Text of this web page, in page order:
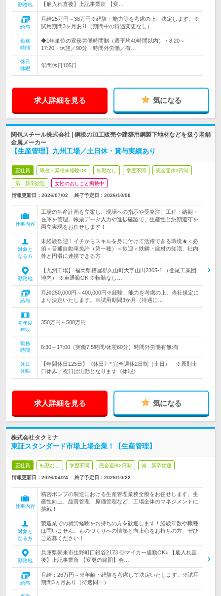
勤務地
【雇入れ直後】上記事業所 【変…
給与
月給25万円～38万円※経験・能力等を考慮の上、決定します。※
試用期間3ヶ月あり（期間中の待遇変更なし）
勤務
時間
◆1年単位の変形労働時間制（週平均40時間以内）・8:20～
17:20・休憩／90分・時間外労働／有…
休日
休暇
年間休日105日
求人詳細を見る 気になる
関包スチール株式会社 | 鋼板の加工販売や建築用鋼製下地材などを扱う老舗
金属メーカー
【生産管理】九州工場／土日休・賞与実績あり
正社員 職種・業種未経験OK 転勤なし 学歴不問 完全週休2日制
第二新卒歓迎 女性のおしごと掲載中
情報更新日：2026/07/02 終了予定日： 2026/10/08
仕事内容
工場の生産計画を立案し、現場への指示や受発注、工程・納期・
在庫を管理。帳票データ入力や進捗確認で、生産性と納期遵守を
両立実現をお任せします！
対象と
なる方
未経験歓迎！イチからスキルを身に付けて活躍できる環境★＜必
須＞普通自動車免許（第一種）＜歓迎＞鉄鋼・建材の知識、社内
外と円滑に連携できる方
勤務地
【九州工場】 福岡県糟屋郡久山町大字山田2305-1 （登尾工業団
地内） ※車通勤OK ※転勤なし…
給与
月給250,000円～400,000円※経験、能力を考慮の上、当社規定に
より決定いたします。※試用期間3か月（待遇に…
初年度
年収
350万円～580万円
勤務
時間
8:30～17:00（実働7.5時間/休憩60分）時間外労働有無:有
休日
休暇
【年間休日125日】《休日》* 完全週休2日制（土日） ※原則土
日休み／祝日は出勤となります《休暇》…
求人詳細を見る 気になる
株式会社タクミナ
東証スタンダード市場上場企業！【生産管理】
正社員 転勤なし 学歴不問 完全週休2日制 第二新卒歓迎
情報更新日：2026/04/24 終了予定日： 2026/10/22
仕事内容
精密ポンプの製造における生産管理業務全般をお任せします。生
産性向上、品質管理、原価管理など、工場全体のマネジメントに
挑戦！
対象と
なる方
製造業での就労経験をお持ちの方を歓迎します！経験年数や職種
は問いません。ものづくりへの情熱と向上心をお持ちの方、ぜひ
ご応募ください！
勤務地
兵庫県朝来市生野町口銀谷2173 ◎マイカー通勤OK♪ 【雇入れ直
後】上記事業所 【変更の範囲】会…
給与
月給：26万円～※年齢・経験を考慮して決定いたします。※試用
期間3ヵ月あり（待遇同一）